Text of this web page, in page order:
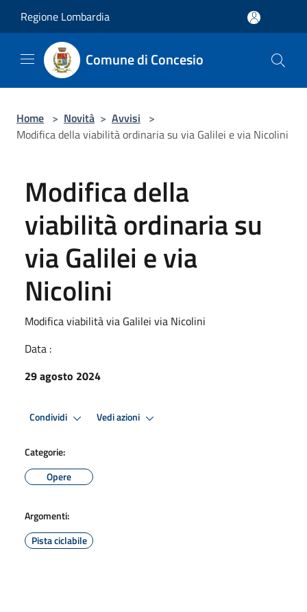
Regione Lombardia
Comune di Concesio
Home > Novità > Avvisi >
Modifica della viabilità ordinaria su via Galilei e via Nicolini
Modifica della
viabilità ordinaria su
via Galilei e via
Nicolini
Modifica viabilità via Galilei via Nicolini
Data :
29 agosto 2024
Condividi Vedi azioni
Categorie:
Opere
Argomenti:
Pista ciclabile